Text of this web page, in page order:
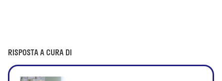
RISPOSTA A CURA DI